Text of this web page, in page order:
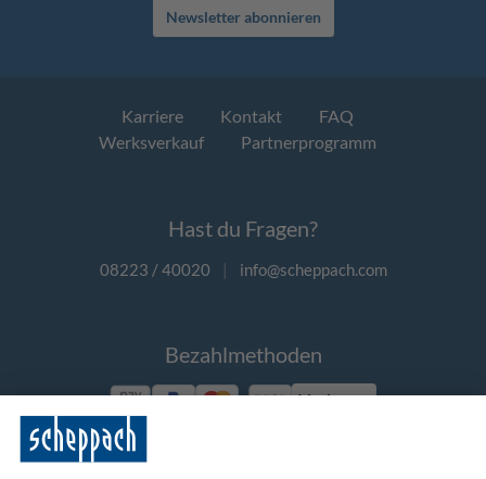
Newsletter abonnieren
Karriere Kontakt
FAQ
Werksverkauf
Partnerprogramm
Hast du Fragen?
08223 / 40020 | info@scheppach.com
Bezahlmethoden
Vorkasse